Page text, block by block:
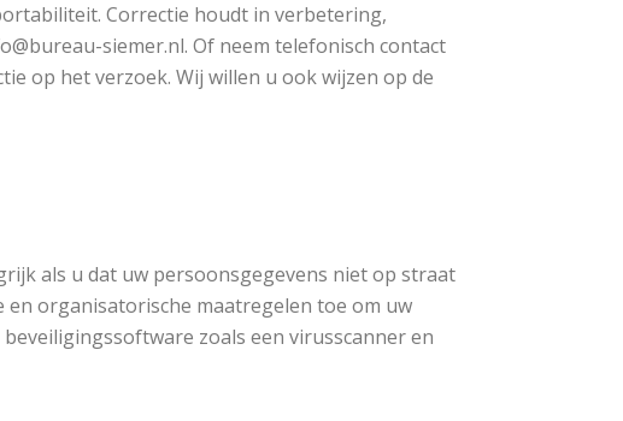
Correctie houdt in verbetering,
siemer.nl. Of neem telefonisch contact
op het verzoek. Wij willen u ook wijzen op de
als u dat uw persoonsgegevens niet op straat
organisatorische maatregelen toe om uw
zoals een virusscanner en